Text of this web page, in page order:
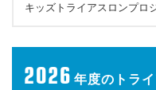
キッズトライアスロンプロ
2026 年度の トラ